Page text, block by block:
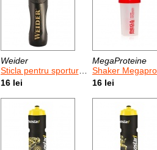
Weider
Sticla pentru sporturile de anduranta Weider 1 L
16 lei
MegaProteine
Shaker Megaproteine sustine
16 lei